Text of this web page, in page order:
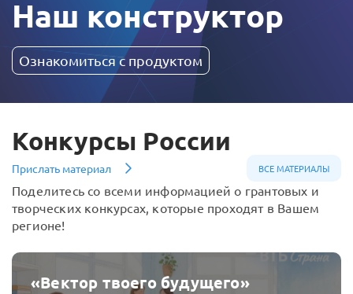
Наш конструктор
Ознакомиться с продуктом
Конкурсы России
Прислать материал ВСЕ МАТЕРИАЛЫ
Поделитесь со всеми информацией о грантовых и
творческих конкурсах, которые проходят в Вашем
регионе!
«Вектор твоего будущего»